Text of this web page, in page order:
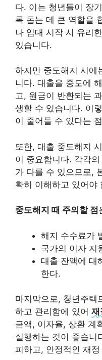
다. 이는 청년들이 장
록 돕는 데 큰 역할을
나 임대 시작 시 유리
있습니다.
하지만 중도해지 시에
니다. 대출을 중도에
고, 원금이 반환되는
생할 수 있습니다. 이
이 줄어들 수 있다는
또한, 대출 중도해지
이 중요합니다. 각각
가 다를 수 있으므로,
확히 이해하고 있어야
중도해지 때 주의할 점
해지 수수료가
국가의 이자 지
대출 잔액에 대
한다.
마지막으로, 청년주택
하고 관리함에 있어 재
금액, 이자율, 상환 계
실행하는 것이 좋습니
피하고, 안정적인 재